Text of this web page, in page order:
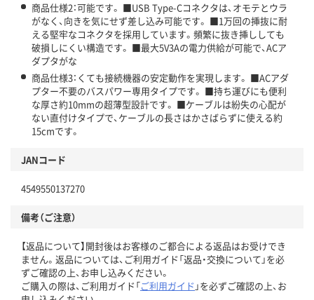
商品仕様2：可能です。 ■USB Type-Cコネクタは、オモテとウラ
がなく、向きを気にせず差し込み可能です。 ■1万回の挿抜に耐
える堅牢なコネクタを採用しています。頻繁に抜き挿ししても
破損しにくい構造です。 ■最大5V3Aの電力供給が可能で、ACア
ダプタがな
商品仕様3：くても接続機器の安定動作を実現します。 ■ACアダ
プター不要のバスパワー専用タイプです。 ■持ち運びにも便利
な厚さ約10mmの超薄型設計です。 ■ケーブルは紛失の心配が
ない直付けタイプで、ケーブルの長さはかさばらずに使える約
15cmです。
JANコード
4549550137270
備考（ご注意）
【返品について】開封後はお客様のご都合による返品はお受けでき
ません。返品については、ご利用ガイド「返品・交換について」を必
ずご確認の上、お申し込みください。
ご購入の際は、ご利用ガイド「ご利用ガイド 」を必ずご確認の上、お